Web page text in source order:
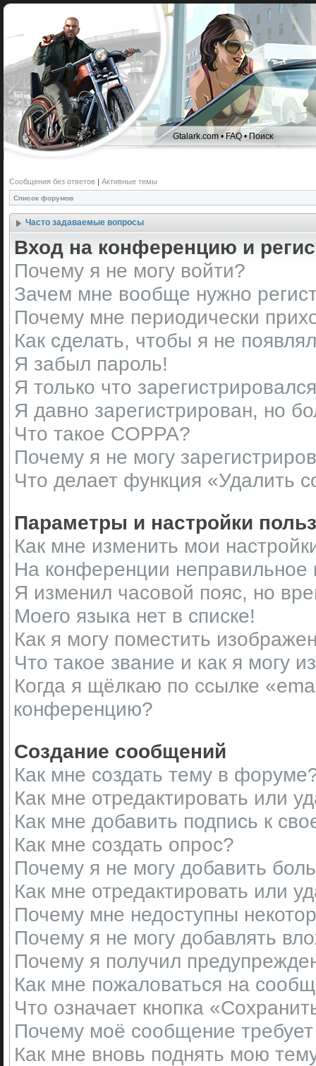
Gtalark.com •FAQ•Поиск
Сообщения без ответов | Активные темы
Список форумов
Часто задаваемые вопросы
Вход на конференцию и
Почему я не могу войти?
Зачем мне вообще нужно
Почему мне периодически
Как сделать, чтобы я не
Я забыл пароль!
Я только что
Я давно зарегистрирован, но
Что такое COPPA?
Почему я не могу
Что делает функция «Удалить
Параметры и настройки
Как мне изменить мои
На конференции неправильное
Я изменил часовой пояс, но
Моего языка нет в списке!
Как я могу поместить
Что такое звание и как я могу
Когда я щёлкаю по ссылке
конференцию?
Создание сообщений
Как мне создать тему в
Как мне отредактировать или
Как мне добавить подпись к
Как мне создать опрос?
Почему я не могу добавить
Как мне отредактировать или
Почему мне недоступны
Почему я не могу добавлять
Почему я получил
Как мне пожаловаться на
Что означает кнопка
Почему моё сообщение
Как мне вновь поднять мою